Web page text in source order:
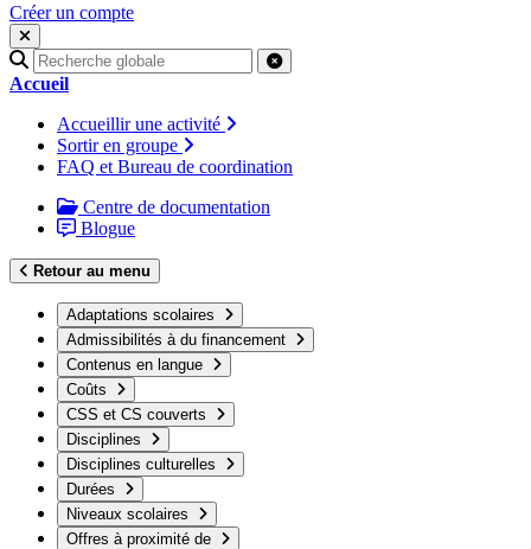
Créer un compte
Recherche
pour
Accueil
Accueillir une activité
Sortir en groupe
FAQ et Bureau de coordination
Centre de documentation
Blogue
Retour au menu
Adaptations scolaires
Admissibilités à du financement
Contenus en langue
Coûts
CSS et CS couverts
Disciplines
Disciplines culturelles
Durées
Niveaux scolaires
Offres à proximité de